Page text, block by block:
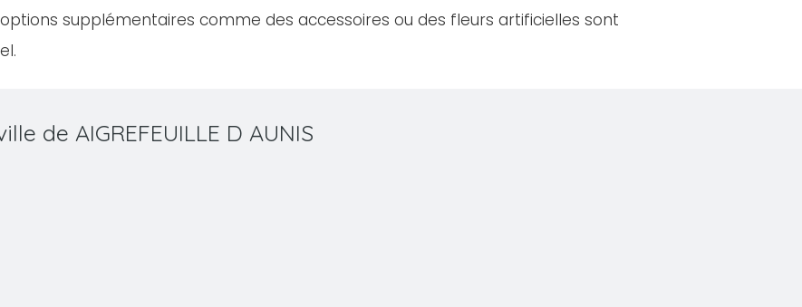
supplémentaires comme des accessoires ou des fleurs artificielles sont
de AIGREFEUILLE D AUNIS